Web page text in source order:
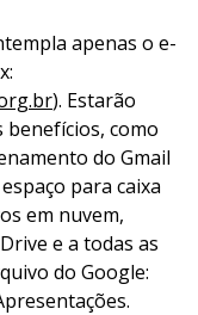
apenas o e-
). Estarão
como
do Gmail
para caixa
em nuvem,
e a todas as
do Google: